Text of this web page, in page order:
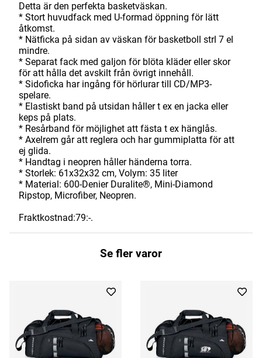
Detta är den perfekta basketväskan.
* Stort huvudfack med U-formad öppning för lätt
åtkomst.
* Nätficka på sidan av väskan för basketboll strl 7 el
mindre.
* Separat fack med galjon för blöta kläder eller skor
för att hålla det avskilt från övrigt innehåll.
* Sidoficka har ingång för hörlurar till CD/MP3-
spelare.
* Elastiskt band på utsidan håller t ex en jacka eller
keps på plats.
* Resårband för möjlighet att fästa t ex hänglås.
* Axelrem går att reglera och har gummiplatta för att
ej glida.
* Handtag i neopren håller händerna torra.
* Storlek: 61x32x32 cm, Volym: 35 liter
* Material: 600-Denier Duralite®, Mini-Diamond
Ripstop, Microfiber, Neopren.
Fraktkostnad:79:-.
Se fler varor